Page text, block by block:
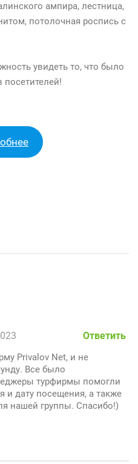
ампира, лестница,
потолочная роспись с
увидеть то, что было
посетителей!
Ответить
Privalov Net, и не
Все было
турфирмы помогли
и дату посещения, а также
нашей группы. Спасибо!)